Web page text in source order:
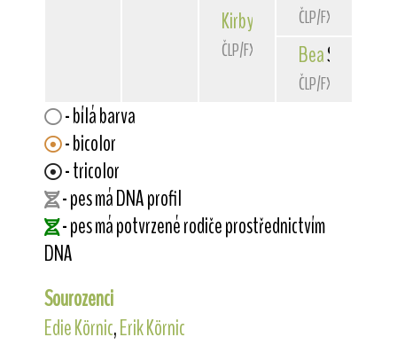
Kirby z Benkovského kopce
ČLP/FXD/33144
ČLP/FXD/31793
BeaStar
ČLP/FXD/29799
- bílá barva
- bicolor
- tricolor
- pes má DNA profil
- pes má potvrzené rodiče prostřednictvím
DNA
Sourozenci
Edie Körnic,Erik Körnic